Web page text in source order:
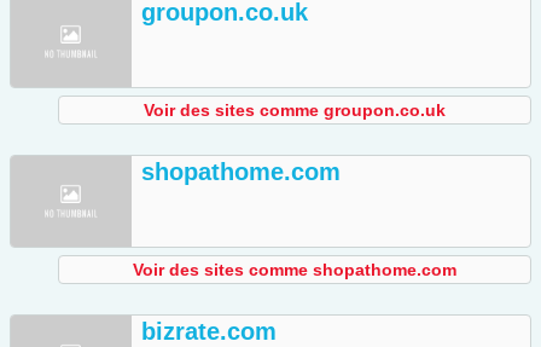
groupon.co.uk
Voir des sites comme groupon.co.uk
shopathome.com
Voir des sites comme shopathome.com
bizrate.com